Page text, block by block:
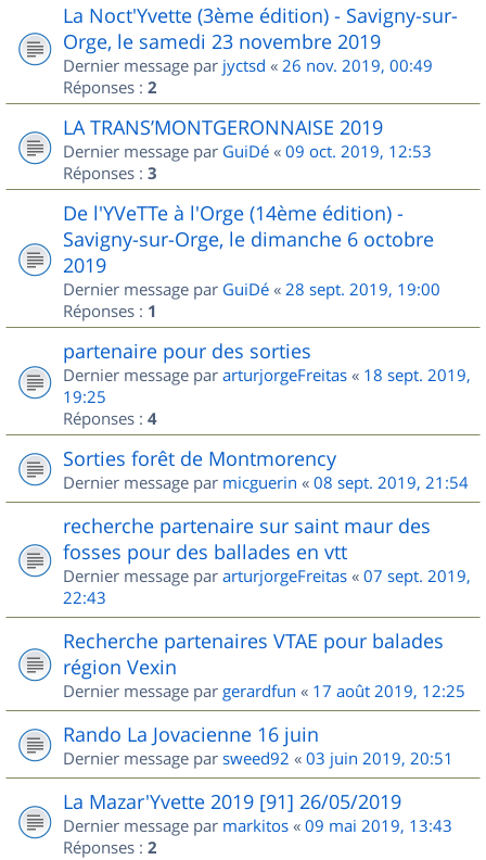
La Noct'Yvette (3ème édition) - Savigny-sur-
Orge, le samedi 23 novembre 2019
Dernier message par jyctsd « 26 nov. 2019, 00:49
Réponses : 2
LA TRANS’MONTGERONNAISE 2019
Dernier message par GuiDé « 09 oct. 2019, 12:53
Réponses : 3
De l'YVeTTe à l'Orge (14ème édition) -
Savigny-sur-Orge, le dimanche 6 octobre
2019
Dernier message par GuiDé « 28 sept. 2019, 19:00
Réponses : 1
partenaire pour des sorties
Dernier message par arturjorgeFreitas « 18 sept. 2019,
19:25
Réponses : 4
Sorties forêt de Montmorency
Dernier message par micguerin « 08 sept. 2019, 21:54
recherche partenaire sur saint maur des
fosses pour des ballades en vtt
Dernier message par arturjorgeFreitas « 07 sept. 2019,
22:43
Recherche partenaires VTAE pour balades
région Vexin
Dernier message par gerardfun « 17 août 2019, 12:25
Rando La Jovacienne 16 juin
Dernier message par sweed92 « 03 juin 2019, 20:51
La Mazar'Yvette 2019 [91] 26/05/2019
Dernier message par markitos « 09 mai 2019, 13:43
Réponses : 2